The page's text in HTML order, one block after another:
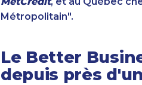
Métropolitain".
Le Better
depuis près